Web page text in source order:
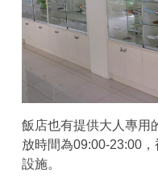
飯店也有提供大人專用
放時間為09:00-23:00
設施。